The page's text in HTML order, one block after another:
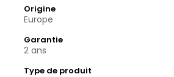
Origine
Europe
Garantie
2 ans
Type de produit